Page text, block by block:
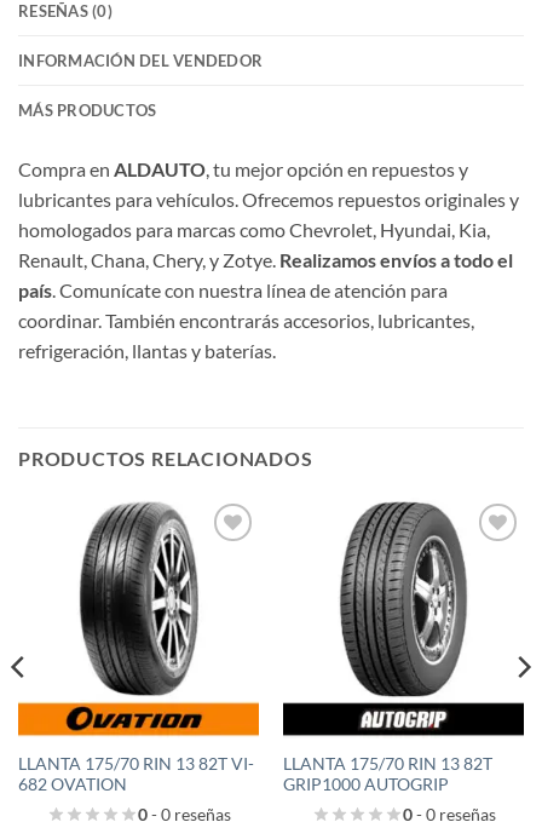
RESEÑAS (0)
INFORMACIÓN DEL VENDEDOR
MÁS PRODUCTOS
Compra en ALDAUTO, tu mejor opción en repuestos y
lubricantes para vehículos. Ofrecemos repuestos originales y
homologados para marcas como Chevrolet, Hyundai, Kia,
Renault, Chana, Chery, y Zotye. Realizamos envíos a todo el
país. Comunícate con nuestra línea de atención para
coordinar. También encontrarás accesorios, lubricantes,
refrigeración, llantas y baterías.
PRODUCTOS RELACIONADOS
LLANTA 175/70 RIN 13 82T VI-
682 OVATION
0- 0 reseñas
LLANTA 175/70 RIN 13 82T
GRIP1000 AUTOGRIP
0- 0 reseñas